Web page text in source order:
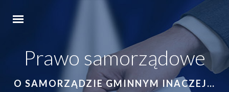
Prawo samorządowe
O SAMORZĄDZIE GMINNYM INACZEJ…